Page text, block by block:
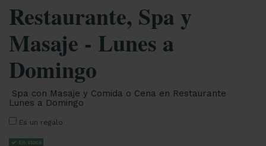
Restaurante, Spa y
Masaje - Lunes a
Domingo
Spa con Masaje y Comida o Cena en Restaurante
Lunes a Domingo
Es un regalo
En stock